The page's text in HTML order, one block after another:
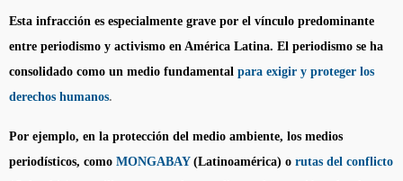
Esta infracción es especialmente grave por el vínculo predominante
entre periodismo y activismo en América Latina. El periodismo se ha
consolidado como un medio fundamental para exigir y proteger los
derechos humanos.
Por ejemplo, en la protección del medio ambiente, los medios
periodísticos, como MONGABAY (Latinoamérica) o rutas del conflicto